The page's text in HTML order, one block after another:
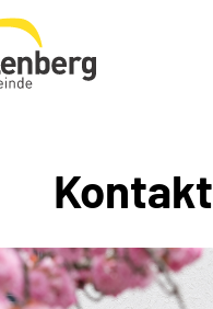
Startseite
Kontakt